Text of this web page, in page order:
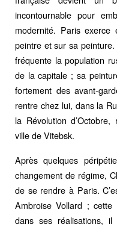
incontournable pour
modernité. Paris
peintre et sur sa
fréquente la population
de la capitale ; sa
fortement des avant-
rentre chez lui, dans la
la Révolution
ville de Vitebsk.
Après quelques
changement de régime,
de se rendre à Paris.
Ambroise Vollard ;
dans ses réalisations, il